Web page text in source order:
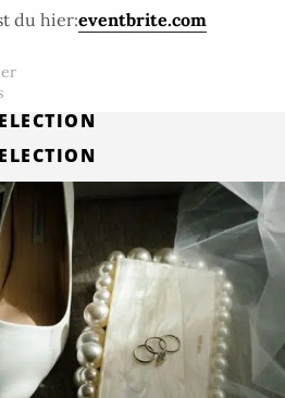
du hier:eventbrite.com